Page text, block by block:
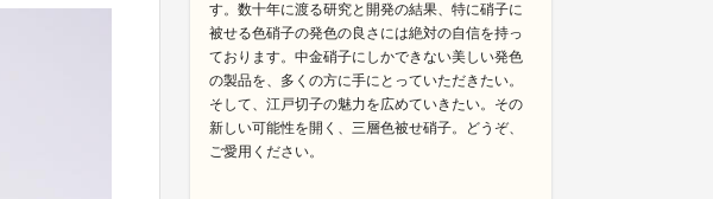
す。数十年に渡る研究と開発の結果、特に硝子に
被せる色硝子の発色の良さには絶対の自信を持っ
ております。中金硝子にしかできない美しい発色
の製品を、多くの方に手にとっていただきたい。
そして、江戸切子の魅力を広めていきたい。その
新しい可能性を開く、三層色被せ硝子。どうぞ、
ご愛用ください。